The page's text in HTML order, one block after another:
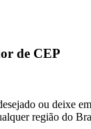
de CEP
ou deixe
região do